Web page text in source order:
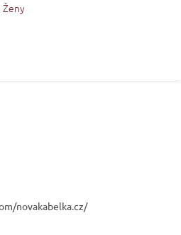
Ženy
novakabelka.cz/